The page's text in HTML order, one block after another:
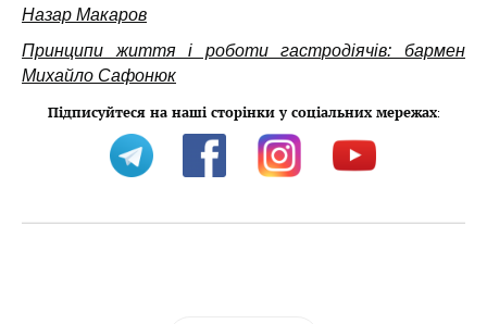
Назар Макаров
Принципи життя і роботи гастродіячів: бармен
Михайло Сафонюк
Підписуйтеся на наші сторінки у соціальних мережах: